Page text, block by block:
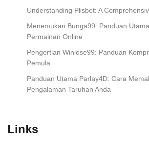
Understanding Plisbet: A
Menemukan Bunga99: Panduan
Permainan Online
Pengertian Winlose99: Panduan
Pemula
Panduan Utama Parlay4D: Cara
Pengalaman Taruhan Anda
Links